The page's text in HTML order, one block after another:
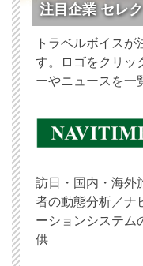
注目企業 セレ
トラベルボイス
す。ロゴをクリッ
ーやニュースを一
訪日・国内・海外
者の動態分析／ナ
ーションシステム
供